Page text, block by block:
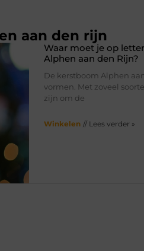
aan den rijn
Waar moet je op
Alphen aan den Rijn?
De kerstboom Alphen
vormen. Met zoveel
zijn om de
Winkelen // Lees verder »